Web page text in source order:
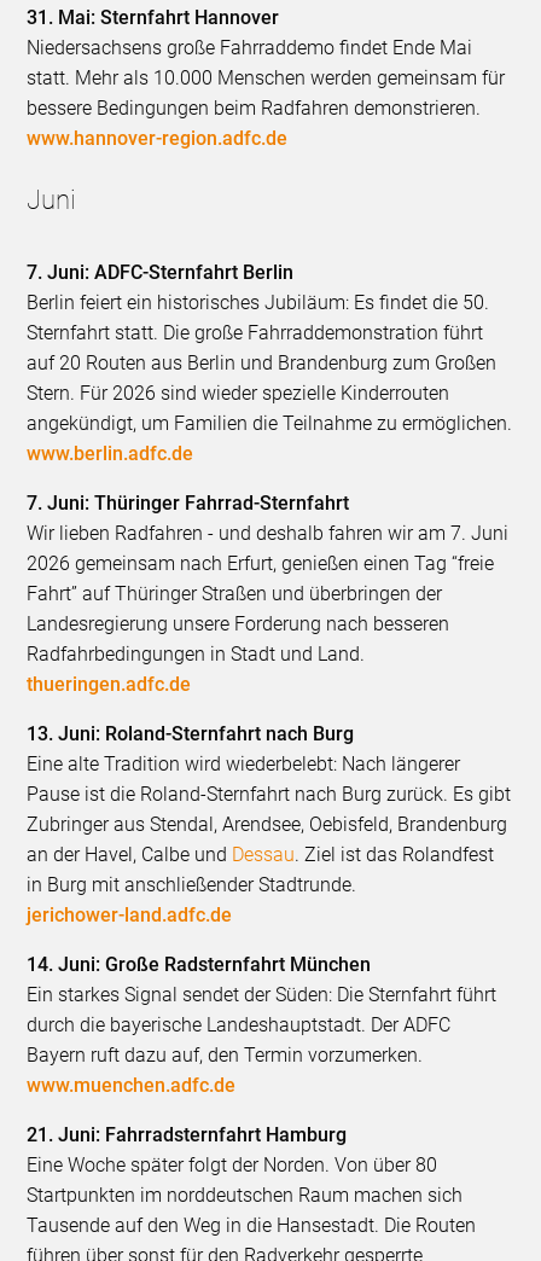
31. Mai: Sternfahrt Hannover
Niedersachsens große Fahrraddemo findet Ende Mai
statt. Mehr als 10.000 Menschen werden gemeinsam für
bessere Bedingungen beim Radfahren demonstrieren.
www.hannover-region.adfc.de
Juni
7. Juni: ADFC-Sternfahrt Berlin
Berlin feiert ein historisches Jubiläum: Es findet die 50.
Sternfahrt statt. Die große Fahrraddemonstration führt
auf 20 Routen aus Berlin und Brandenburg zum Großen
Stern. Für 2026 sind wieder spezielle Kinderrouten
angekündigt, um Familien die Teilnahme zu ermöglichen.
www.berlin.adfc.de
7. Juni: Thüringer Fahrrad-Sternfahrt
Wir lieben Radfahren - und deshalb fahren wir am 7. Juni
2026 gemeinsam nach Erfurt, genießen einen Tag “freie
Fahrt” auf Thüringer Straßen und überbringen der
Landesregierung unsere Forderung nach besseren
Radfahrbedingungen in Stadt und Land.
thueringen.adfc.de
13. Juni: Roland-Sternfahrt nach Burg
Eine alte Tradition wird wiederbelebt: Nach längerer
Pause ist die Roland-Sternfahrt nach Burg zurück. Es gibt
Zubringer aus Stendal, Arendsee, Oebisfeld, Brandenburg
an der Havel, Calbe und Dessau. Ziel ist das Rolandfest
in Burg mit anschließender Stadtrunde.
jerichower-land.adfc.de
14. Juni: Große Radsternfahrt München
Ein starkes Signal sendet der Süden: Die Sternfahrt führt
durch die bayerische Landeshauptstadt. Der ADFC
Bayern ruft dazu auf, den Termin vorzumerken.
www.muenchen.adfc.de
21. Juni: Fahrradsternfahrt Hamburg
Eine Woche später folgt der Norden. Von über 80
Startpunkten im norddeutschen Raum machen sich
Tausende auf den Weg in die Hansestadt. Die Routen
führen über sonst für den Radverkehr gesperrte